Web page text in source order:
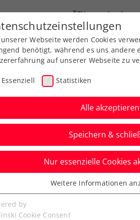
ÖTV
Ausbildung Services
Sebastian
Herrentennis begeht ihren
Webseite werden Cookies
benötigt, während es uns andere
auf unserer Webseite zu
Essenziell Statistiken
Alle akzeptieren
Speichern &
Nur essenzielle Cookies
Cookies werden für
benötigt. Dadurch ist
Weitere Informationen
by
Cookie Consent